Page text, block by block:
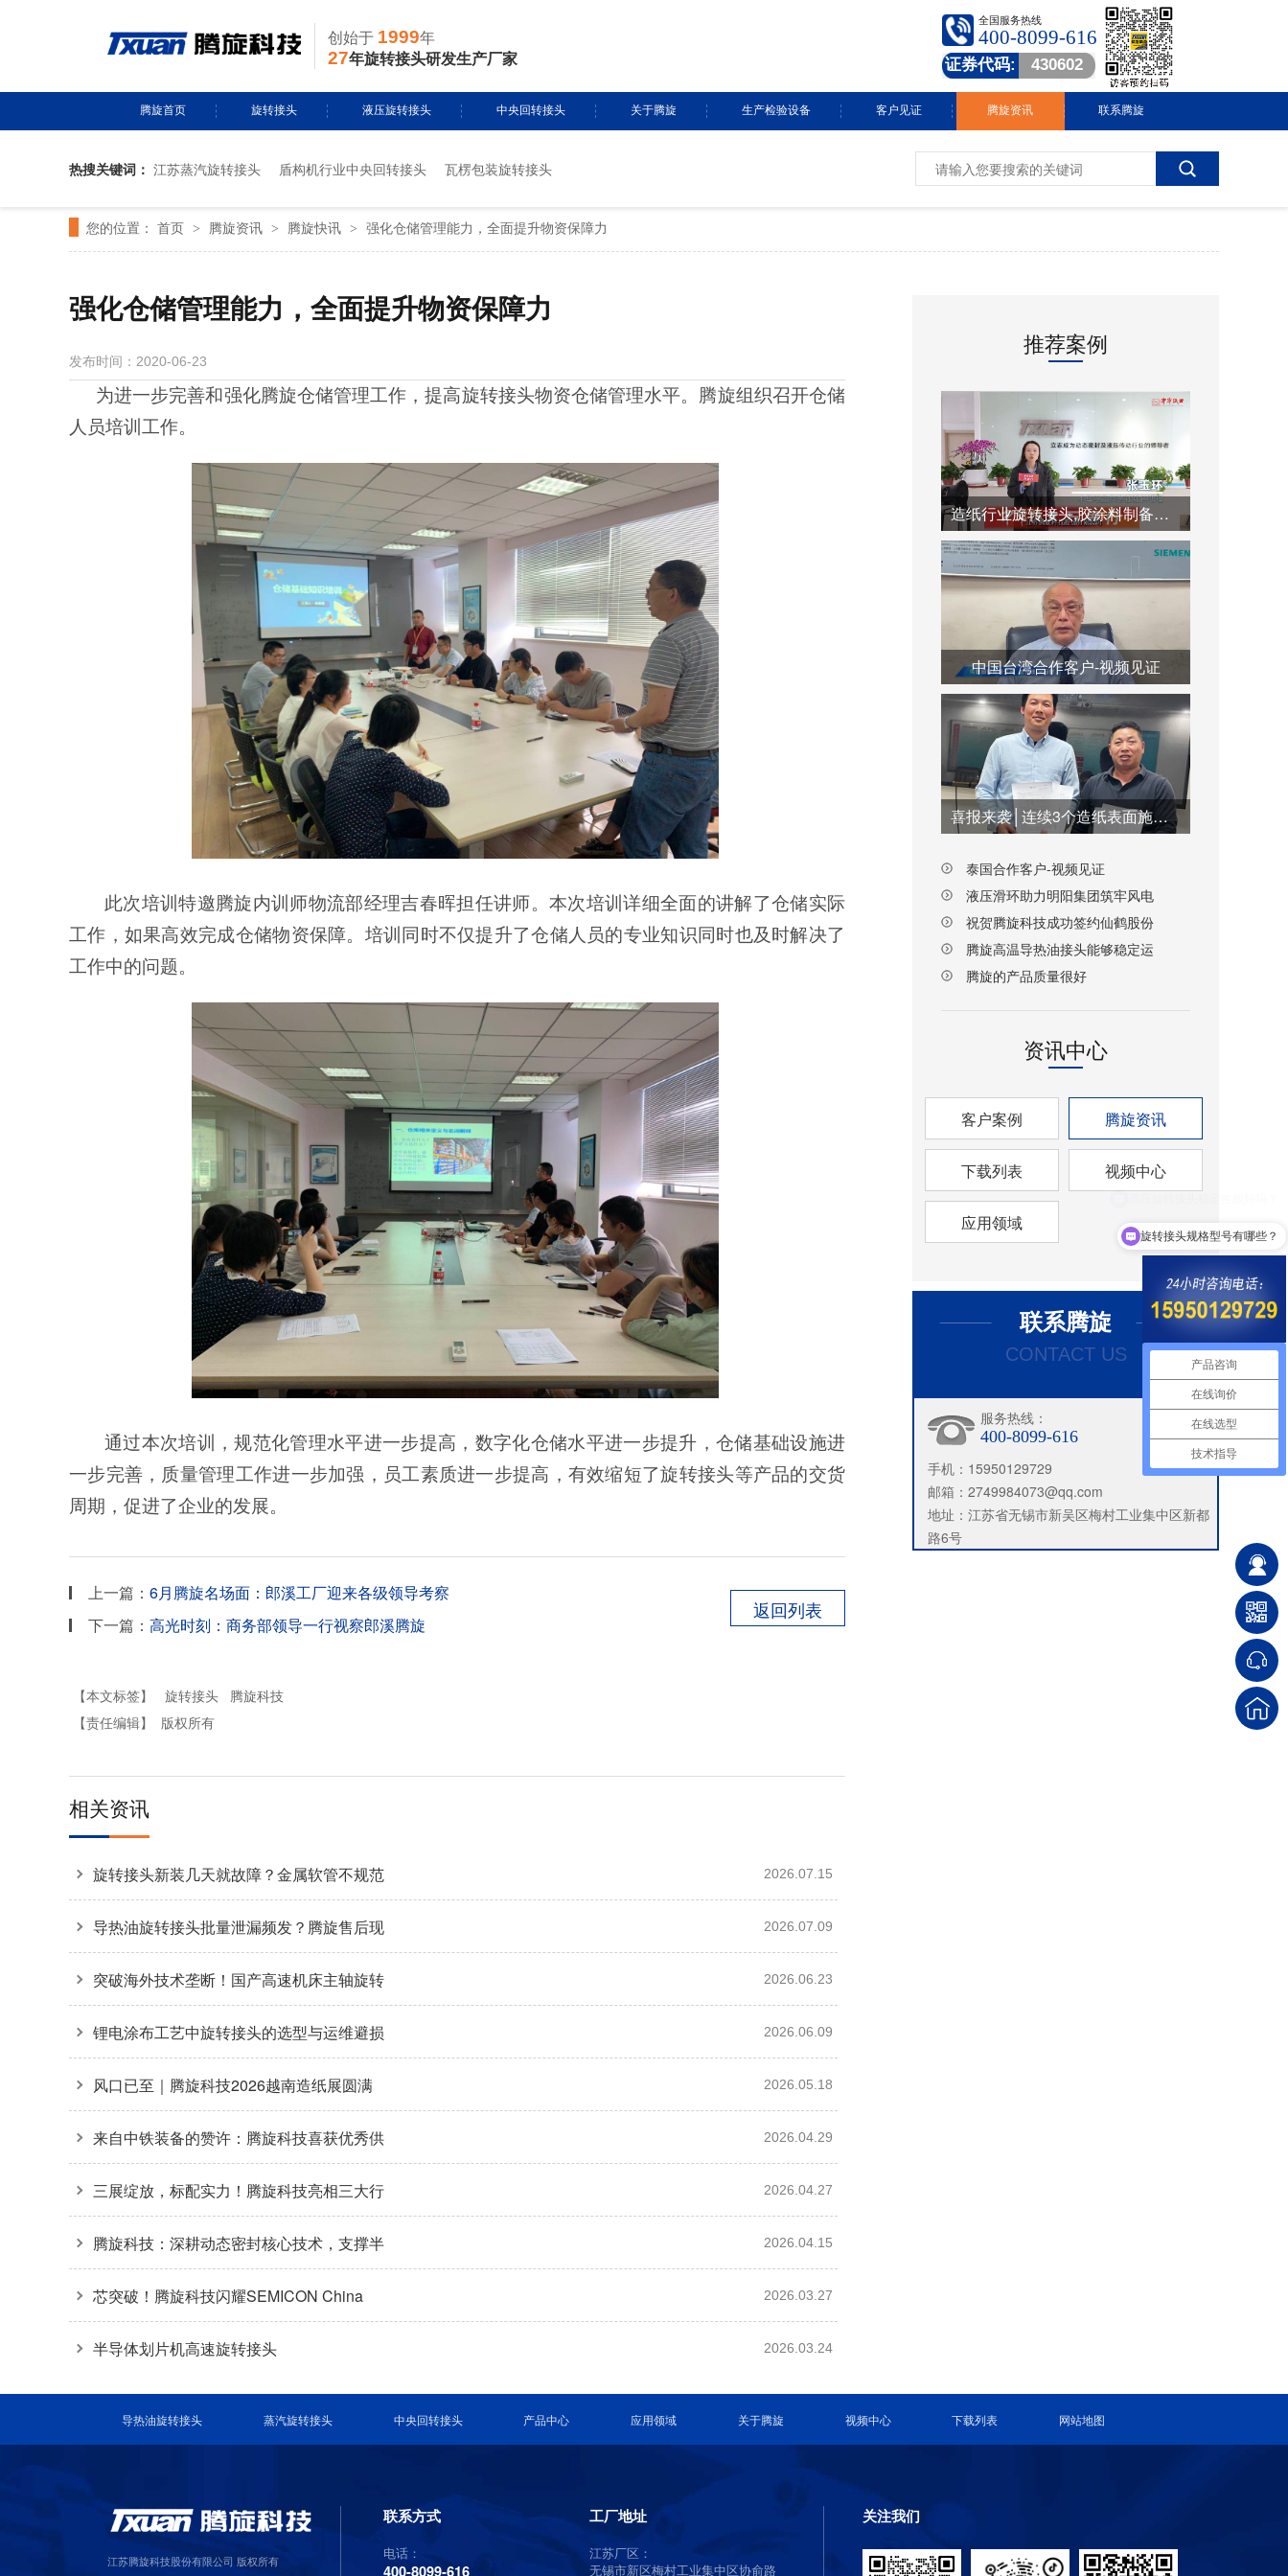
创始于 1999年
27年旋转接头研发生产厂家
全国服务热线
400-8099-616
证券代码: 430602
腾旋首页 旋转接头
水用旋转接头
导热油旋转接头
切削液旋转接头
液压旋转接头
风电液压滑环
多通路旋转接头定制
中央回转接头
挖掘机旋转接头
履带吊旋转接头
起重机旋转接头
高空作业车旋转接头
关于腾旋 生产检验设备 客户见证 腾旋资讯
腾旋快讯
行业动态
联系腾旋
热搜关键词： 江苏蒸汽旋转接头 盾构机行业中央回转接头 瓦楞包装旋转接头
您的位置： 首页 > 腾旋资讯 > 腾旋快讯 > 强化仓储管理能力，全面提升物资保障力
强化仓储管理能力，全面提升物资保障力
发布时间：2020-06-23
为进一步完善和强化腾旋仓储管理工作，提高旋转接头物资仓储管理水平。腾旋组织召开仓储
人员培训工作。
此次培训特邀腾旋内训师物流部经理吉春晖担任讲师。本次培训详细全面的讲解了仓储实际
工作，如果高效完成仓储物资保障。培训同时不仅提升了仓储人员的专业知识同时也及时解决了
工作中的问题。
通过本次培训，规范化管理水平进一步提高，数字化仓储水平进一步提升，仓储基础设施进
一步完善，质量管理工作进一步加强，员工素质进一步提高，有效缩短了旋转接头等产品的交货
周期，促进了企业的发展。
上一篇： 6月腾旋名场面：郎溪工厂迎来各级领导考察
下一篇： 高光时刻：商务部领导一行视察郎溪腾旋
返回列表
【本文标签】 旋转接头
腾旋科技
【责任编辑】
版权所有
相关资讯
旋转接头新装几天就故障？金属软管不规范
安装是主因
2026.07.15
导热油旋转接头批量泄漏频发？腾旋售后现
场拆解揭秘两大核心诱因
2026.07.09
突破海外技术垄断！国产高速机床主轴旋转
接头36000转高转速自主可控
2026.06.23
锂电涂布工艺中旋转接头的选型与运维避损
方案
2026.06.09
风口已至｜腾旋科技2026越南造纸展圆满
收官
2026.05.18
来自中铁装备的赞许：腾旋科技喜获优秀供
应商奖+质量标杆奖
2026.04.29
三展绽放，标配实力！腾旋科技亮相三大行
业盛会
2026.04.27
腾旋科技：深耕动态密封核心技术，支撑半
导体装备关键环节
2026.04.15
芯突破！腾旋科技闪耀SEMICON China
2026
2026.03.27
半导体划片机高速旋转接头 2026.03.24
推荐案例
造纸行业旋转接头,胶涂料制备系统,蒸汽冷凝水系统运用
中国台湾合作客户-视频见证
喜报来袭│连续3个造纸表面施胶系统订单签订合作，共创双赢未来！
泰国合作客户-视频见证
液压滑环助力明阳集团筑牢风电
设备传动安全防线
祝贺腾旋科技成功签约仙鹤股份
湖北项目！
腾旋高温导热油接头能够稳定运
行
腾旋的产品质量很好
资讯中心
客户案例 腾旋资讯
下载列表 视频中心
应用领域
联系腾旋
CONTACT US
服务热线：
400-8099-616
手机：15950129729
邮箱：2749984073@qq.com
地址：江苏省无锡市新吴区梅村工业集中区新都
路6号
导热油旋转接头 蒸汽旋转接头 中央回转接头 产品中心 应用领域 关于腾旋 视频中心 下载列表 网站地图
江苏腾旋科技股份有限公司 版权所有
联系方式
电话：
400-8099-616
工厂地址
江苏厂区：
无锡市新区梅村工业集中区协俞路
关注我们
产品咨询
在线询价
在线选型
技术指导
旋转接头规格型号有哪些？